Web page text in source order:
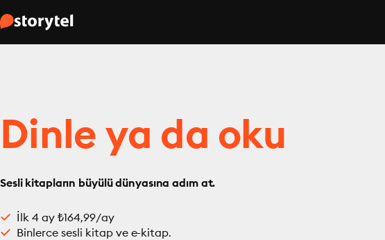
Dinle ya da oku
Sesli kitapların büyülü dünyasına adım at.
İlk 4 ay ₺164,99/ay
Binlerce sesli kitap ve e-kitap.